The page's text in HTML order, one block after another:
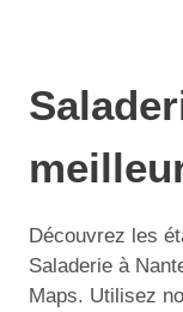
Découvrez les
Saladerie à
Maps. Utilisez